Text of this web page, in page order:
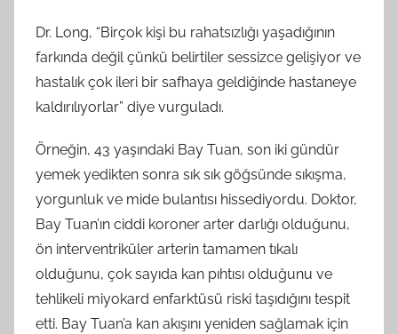
Dr. Long, “Birçok kişi bu rahatsızlığı yaşadığının
farkında değil çünkü belirtiler sessizce gelişiyor ve
hastalık çok ileri bir safhaya geldiğinde hastaneye
kaldırılıyorlar” diye vurguladı.
Örneğin, 43 yaşındaki Bay Tuan, son iki gündür
yemek yedikten sonra sık sık göğsünde sıkışma,
yorgunluk ve mide bulantısı hissediyordu. Doktor,
Bay Tuan’ın ciddi koroner arter darlığı olduğunu,
ön interventriküler arterin tamamen tıkalı
olduğunu, çok sayıda kan pıhtısı olduğunu ve
tehlikeli miyokard enfarktüsü riski taşıdığını tespit
etti. Bay Tuan’a kan akışını yeniden sağlamak için